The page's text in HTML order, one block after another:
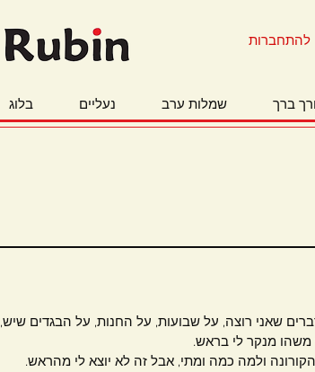
להתחברות
ברך שמלות ערב נעליים בלוג
שאני רוצה, על שבועות, על החנות, על הבגדים שיש,
משהו מנקר לי בראש.
ולמה כמה ומתי, אבל זה לא יוצא לי מהראש.